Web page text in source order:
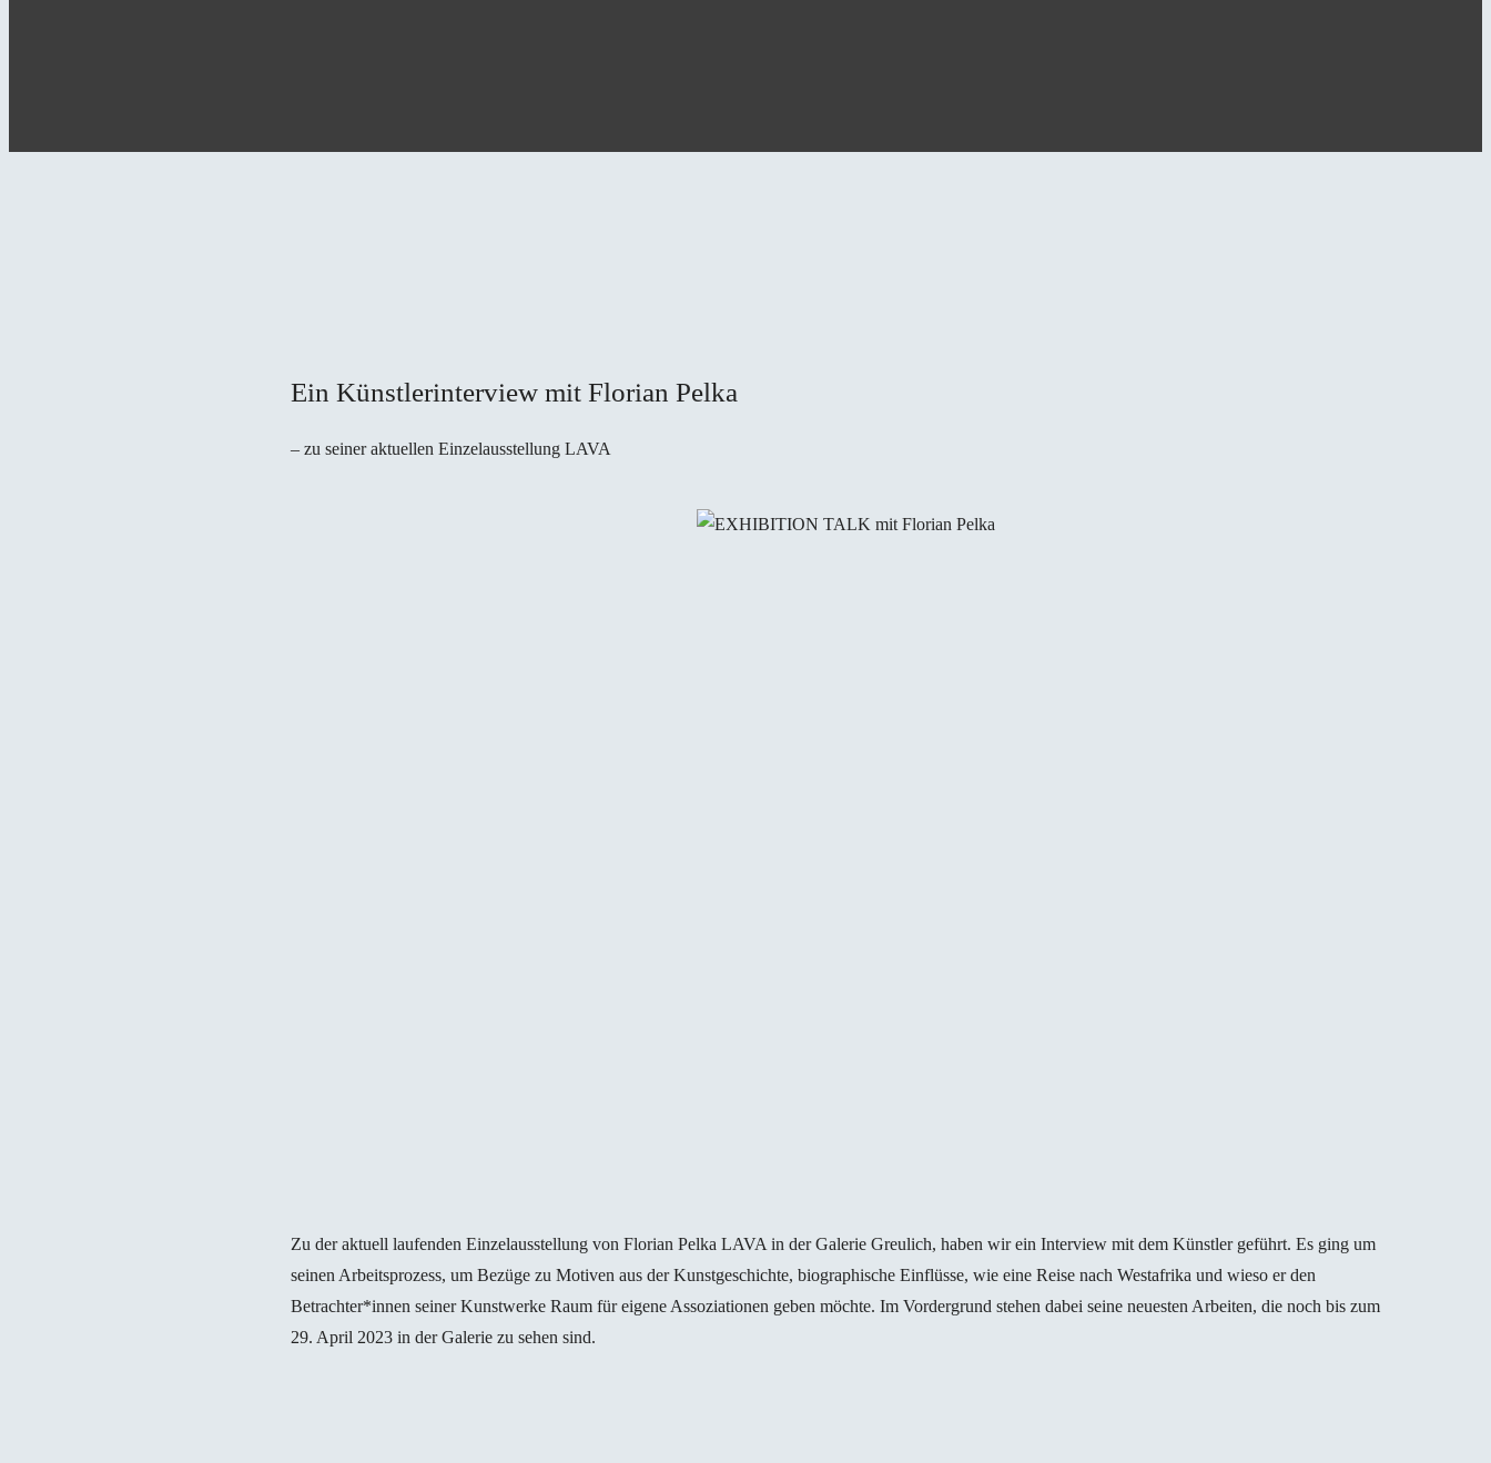
Ein Künstlerinterview mit Florian Pelka
– zu seiner aktuellen Einzelausstellung LAVA
Zu der aktuell laufenden Einzelausstellung von Florian Pelka LAVA in der Galerie Greulich, haben wir ein Interview mit dem Künstler geführt. Es ging um
seinen Arbeitsprozess, um Bezüge zu Motiven aus der Kunstgeschichte, biographische Einflüsse, wie eine Reise nach Westafrika und wieso er den
Betrachter*innen seiner Kunstwerke Raum für eigene Assoziationen geben möchte. Im Vordergrund stehen dabei seine neuesten Arbeiten, die noch bis zum
29. April 2023 in der Galerie zu sehen sind.